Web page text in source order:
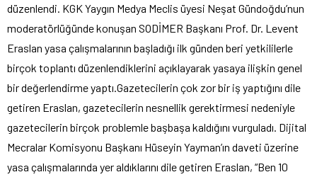
düzenlendi. KGK Yaygın Medya Meclis üyesi Neşat Gündoğdu’nun
moderatörlüğünde konuşan SODİMER Başkanı Prof. Dr. Levent
Eraslan yasa çalışmalarının başladığı ilk günden beri yetkililerle
birçok toplantı düzenlendiklerini açıklayarak yasaya ilişkin genel
bir değerlendirme yaptı.Gazetecilerin çok zor bir iş yaptığını dile
getiren Eraslan, gazetecilerin nesnellik gerektirmesi nedeniyle
gazetecilerin birçok problemle başbaşa kaldığını vurguladı. Dijital
Mecralar Komisyonu Başkanı Hüseyin Yayman’ın daveti üzerine
yasa çalışmalarında yer aldıklarını dile getiren Eraslan, “Ben 10